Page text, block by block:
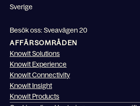
Sverige
Besök oss: Sveavägen 20
AFFÄRSOMRÅDEN
Knowit Solutions
Knowit Experience
Knowit Connectivity
Knowit Insight
Knowit Products